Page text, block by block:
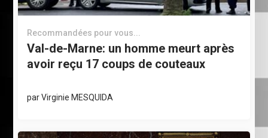
Recommandées pour vous...
Val-de-Marne: un homme meurt après
avoir reçu 17 coups de couteaux
parVirginie MESQUIDA